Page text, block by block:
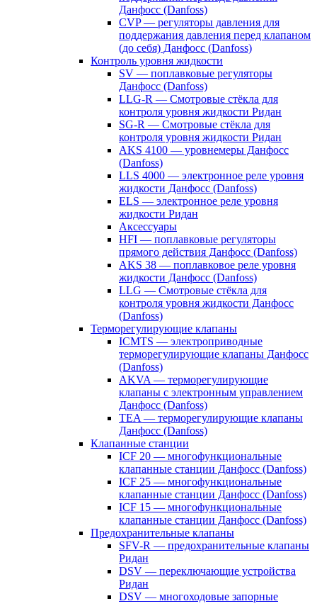
Данфосс (Danfoss)
CVP — регуляторы давления для
поддержания давления перед клапаном
(до себя) Данфосс (Danfoss)
Контроль уровня жидкости
SV — поплавковые регуляторы
Данфосс (Danfoss)
LLG-R — Смотровые стёкла для
контроля уровня жидкости Ридан
SG-R — Смотровые стёкла для
контроля уровня жидкости Ридан
AKS 4100 — уровнемеры Данфосс
(Danfoss)
LLS 4000 — электронное реле уровня
жидкости Данфосс (Danfoss)
ELS — электронное реле уровня
жидкости Ридан
Аксессуары
HFI — поплавковые регуляторы
прямого действия Данфосс (Danfoss)
AKS 38 — поплавковое реле уровня
жидкости Данфосс (Danfoss)
LLG — Смотровые стёкла для
контроля уровня жидкости Данфосс
(Danfoss)
Терморегулирующие клапаны
ICMTS — электроприводные
терморегулирующие клапаны Данфосс
(Danfoss)
AKVA — терморегулирующие
клапаны с электронным управлением
Данфосс (Danfoss)
TEA — терморегулирующие клапаны
Данфосс (Danfoss)
Клапанные станции
ICF 20 — многофункциональные
клапанные станции Данфосс (Danfoss)
ICF 25 — многофункциональные
клапанные станции Данфосс (Danfoss)
ICF 15 — многофункциональные
клапанные станции Данфосс (Danfoss)
Предохранительные клапаны
SFV-R — предохранительные клапаны
Ридан
DSV — переключающие устройства
Ридан
DSV — многоходовые запорные